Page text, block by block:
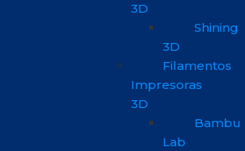
3D
Shining
3D
Filamentos
Impresoras
3D
Bambu
Lab